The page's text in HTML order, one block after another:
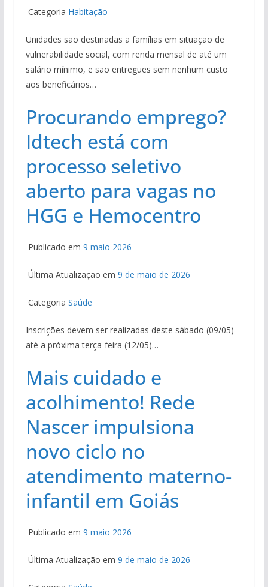
Categoria Habitação
Unidades são destinadas a famílias em situação de
vulnerabilidade social, com renda mensal de até um
salário mínimo, e são entregues sem nenhum custo
aos beneficários…
Procurando emprego?
Idtech está com
processo seletivo
aberto para vagas no
HGG e Hemocentro
Publicado em 9 maio 2026
Última Atualização em 9 de maio de 2026
Categoria Saúde
Inscrições devem ser realizadas deste sábado (09/05)
até a próxima terça-feira (12/05)…
Mais cuidado e
acolhimento! Rede
Nascer impulsiona
novo ciclo no
atendimento materno-
infantil em Goiás
Publicado em 9 maio 2026
Última Atualização em 9 de maio de 2026